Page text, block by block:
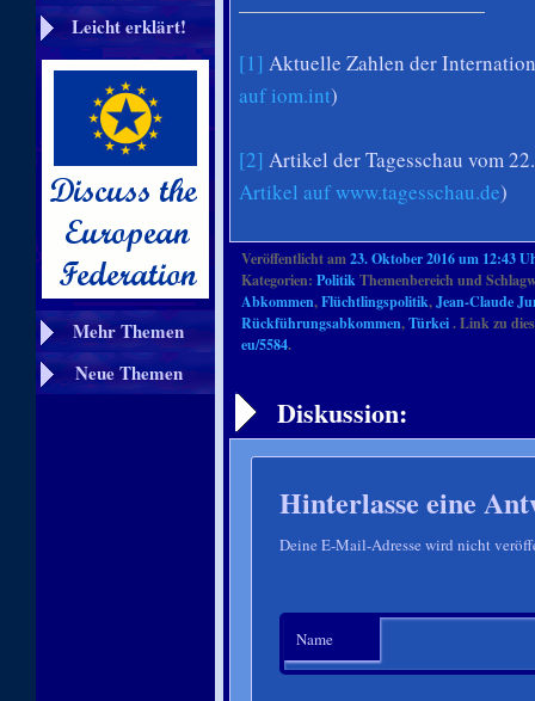
Leicht erklärt!
Mehr Themen
Neue Themen
[1] Aktuelle Zahlen der
auf iom.int)
[2] Artikel der Tagesschau vom
Artikel auf www.tagesschau.de)
Veröffentlicht am23. Oktober 2016 um 12:43
Kategorien: PolitikThemenbereich und
Abkommen,Flüchtlingspolitik,Jean-Claude
Rückführungsabkommen,Türkei. Link zu
eu/5584.
Diskussion:
Hinterlasse eine
Deine E-Mail-Adresse wird nicht
Name